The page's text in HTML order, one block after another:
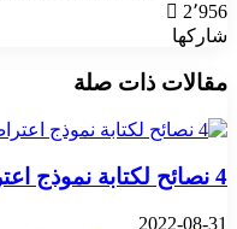
2٬956
شاركها
مقالات ذات صلة
4 نصائح لكتابة نموذج اعتراض على حكم قضائي
2022-08-31